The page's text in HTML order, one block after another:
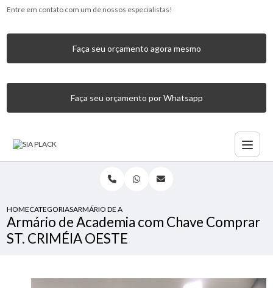
Entre em contato com um de nossos especialistas!
Faça seu orçamento agora mesmo
Faça seu orçamento por Whatsapp
HOMECATEGORIASARMÁRIO DE ACADEMIA COM CHAVE COMPRAR ST.
Armário de Academia com Chave Comprar
ST. CRIMÉIA OESTE